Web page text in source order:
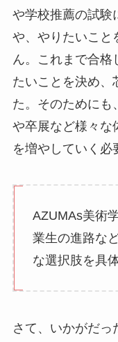
や学校推薦の試験
や、やりたいこと
ん。これまで合格
たいことを決め、
た。そのためにも
や卒展など様々な
を増やしていく必
AZUMAs美術
業生の進路な
な選択肢を具
さて、いかがだっ